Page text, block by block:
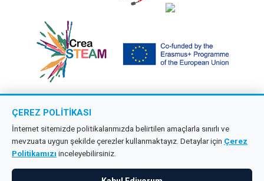
Copyright © 2026 Çağdaş Öncü Okullar
Tüm hakları saklıdır.
KVKK
ÇEREZ POLITIKASI
İnternet sitemizde politikalarımızda belirtilen amaçlarla sınırlı ve
mevzuata uygun şekilde çerezler kullanmaktayız. Detaylar için Çerez
Politikamızı inceleyebilirsiniz.